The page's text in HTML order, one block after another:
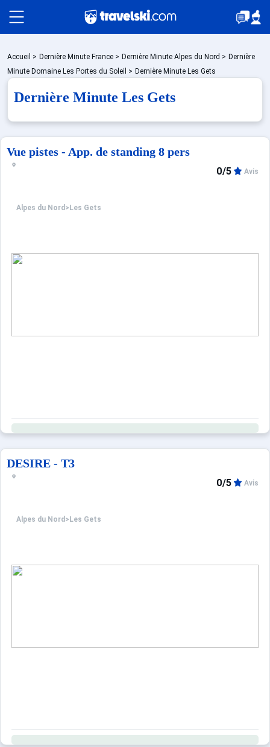
Packages
Stations
Hébergements
Accueil > Dernière Minute France > Dernière Minute Alpes du Nord > Dernière
Minute Domaine Les Portes du Soleil > Dernière Minute Les Gets
Dernière Minute Les Gets
Vue pistes - App. de standing 8 pers
Alpes du Nord > Les Gets
0/5 Avis
DESIRE - T3
Alpes du Nord > Les Gets
0/5 Avis